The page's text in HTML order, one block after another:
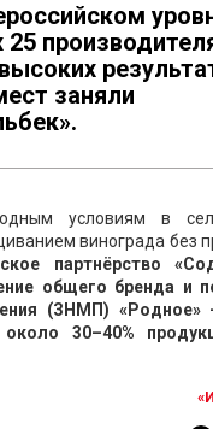
заняли
условиям в
винограда без
партнёрство
общего бренда и
(ЗНМП)
30–40%